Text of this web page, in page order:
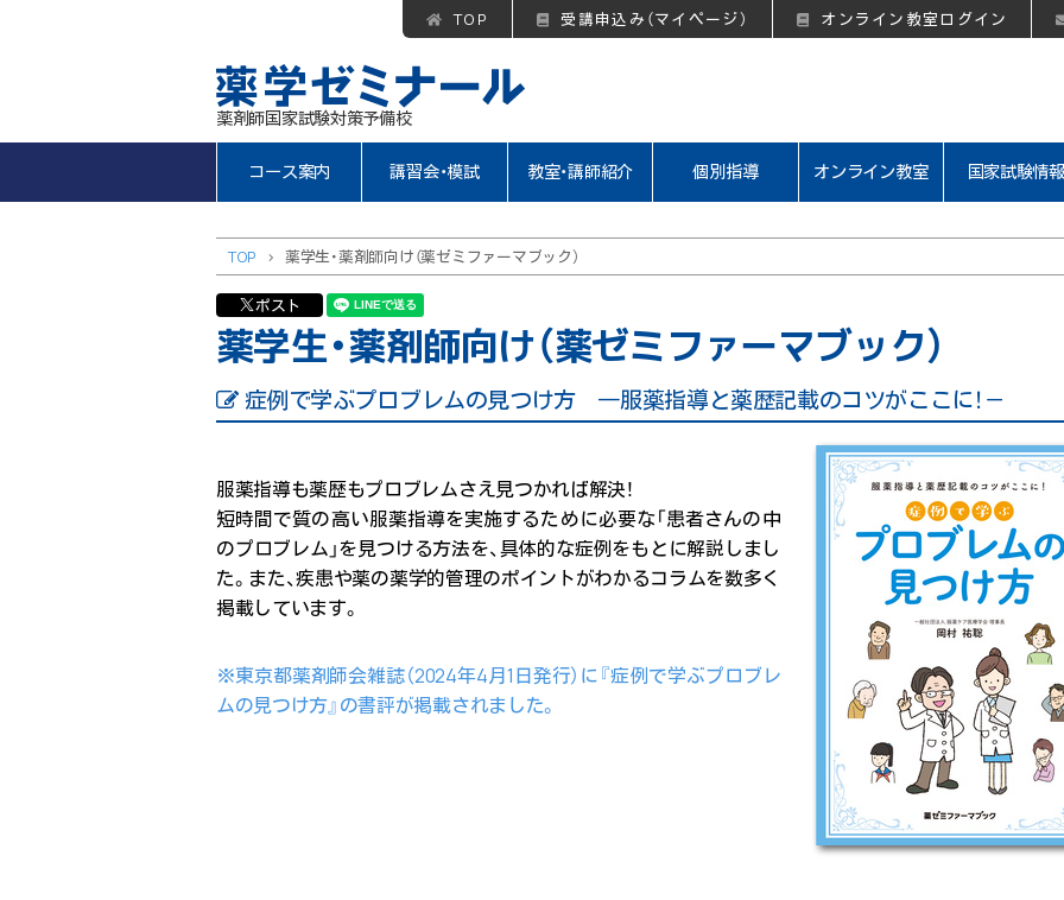
薬剤師国家試験対策予備校
TOP 受講申込み（マイページ） オンライン教室ログイン
コース案内 講習会・模試 教室・講師紹介 個別指導 オンライン教室 国家試験情報
TOP > 薬学生・薬剤師向け（薬ゼミファーマブック）
ポスト
薬学生・薬剤師向け（薬ゼミファーマブック）
症例で学ぶプロブレムの見つけ方 ―服薬指導と薬歴記載のコツがここに！－
服薬指導も薬歴もプロブレムさえ見つかれば解決！
短時間で質の高い服薬指導を実施するために必要な「患者さんの中
のプロブレム」を見つける方法を、具体的な症例をもとに解説しまし
た。また、疾患や薬の薬学的管理のポイントがわかるコラムを数多く
掲載しています。
※東京都薬剤師会雑誌（2024年4月1日発行）に『症例で学ぶプロブレ
ムの見つけ方』の書評が掲載されました。